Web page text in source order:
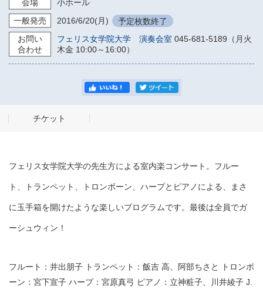
会場
小ホール
一般発売
2016/6/20(月)
予定枚数終了
お問い
合わせ
フェリス女学院大学 演奏会室 045-681-5189（月火
木金 10:00～16:00）
チケット
フェリス女学院大学の先生方による室内楽コンサート。フルー
ト、トランペット、トロンボーン、ハープとピアノによる、まさ
に玉手箱を開けたような楽しいプログラムです。最後は全員でガ
ーシュウィン！
フルート：井出朋子 トランペット：飯吉 高、阿部ちさと トロンボ
ーン：宮下宣子 ハープ：宮原真弓 ピアノ：立神粧子、川井綾子 J.